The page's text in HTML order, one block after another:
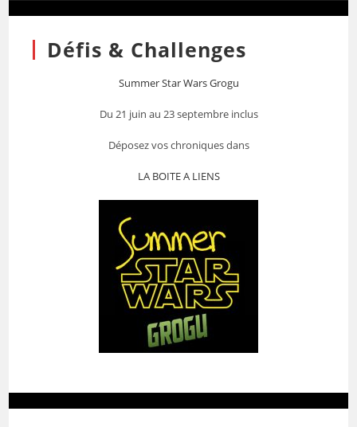
Défis & Challenges
Summer Star Wars Grogu
Du 21 juin au 23 septembre inclus
Déposez vos chroniques dans
LA BOITE A LIENS